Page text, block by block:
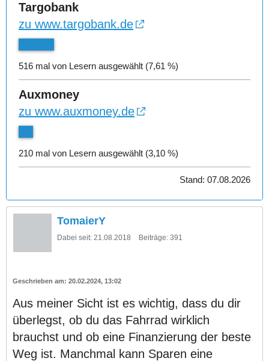
Targobank
zu www.targobank.de
516 mal von Lesern ausgewählt (7,61 %)
Auxmoney
zu www.auxmoney.de
210 mal von Lesern ausgewählt (3,10 %)
Stand: 07.08.2026
TomaierY
Dabei seit: 21.08.2018 Beiträge: 391
20.02.2024, 13:02
Aus meiner Sicht ist es wichtig, dass du dir
überlegst, ob du das Fahrrad wirklich
brauchst und ob eine Finanzierung der beste
Weg ist. Manchmal kann Sparen eine